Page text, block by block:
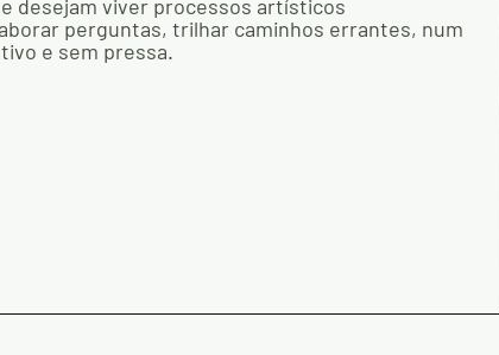
desejam viver processos artísticos
perguntas, trilhar caminhos errantes, num
e sem pressa.